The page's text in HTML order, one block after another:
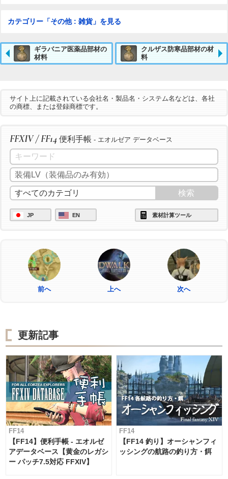
カテゴリー「その他 : 雑貨」を見る
ギラバニア医薬品部材の
材料
クルザス防寒品部材の材
料
サイト上に記載されている会社名・製品名・システム名などは、各社
の商標、または登録商標です。
FFXIV / FF14 便利手帳 - エオルゼア データベース
JP EN 素材計算ツール
前へ 上へ 次へ
更新記事
FF14
【FF14】便利手帳 - エオルゼ
アデータベース【黄金のレガシ
ー パッチ7.5対応 FFXIV】
FF14
【FF14 釣り】オーシャンフィ
ッシングの航路の釣り方・餌